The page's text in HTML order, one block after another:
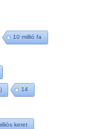
10 millió fa
14
keret